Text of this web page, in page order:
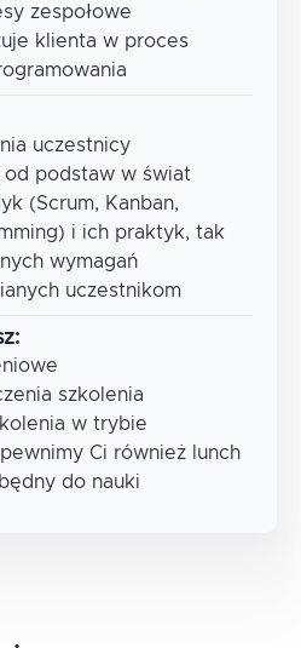
zespołowe
klienta w proces
uczestnicy
od podstaw w świat
(Scrum, Kanban,
i ich praktyk, tak
wymagań
uczestnikom
szkolenia
w trybie
Ci również lunch
do nauki